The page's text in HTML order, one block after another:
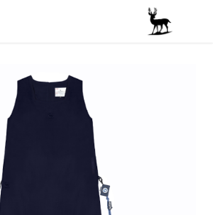
تخطي للذهاب إلى المحتوى